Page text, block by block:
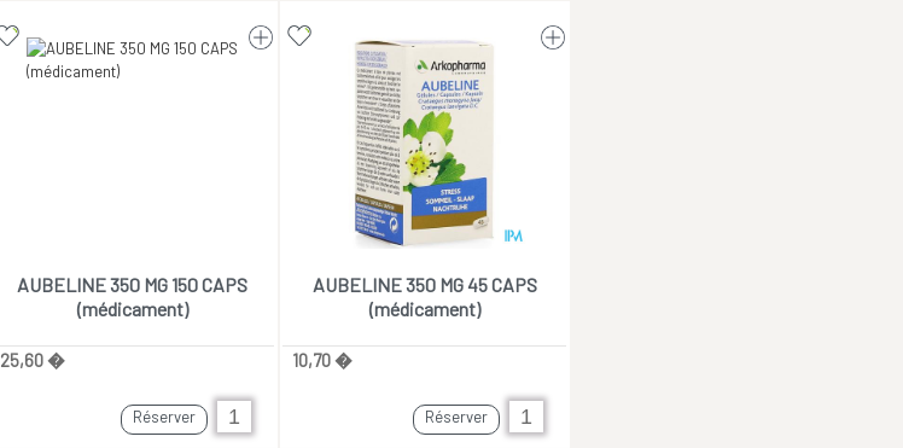
AUBELINE 350 MG 150 CAPS
(médicament)
25,60 �
Réserver
AUBELINE 350 MG 45 CAPS
(médicament)
10,70 �
Réserver